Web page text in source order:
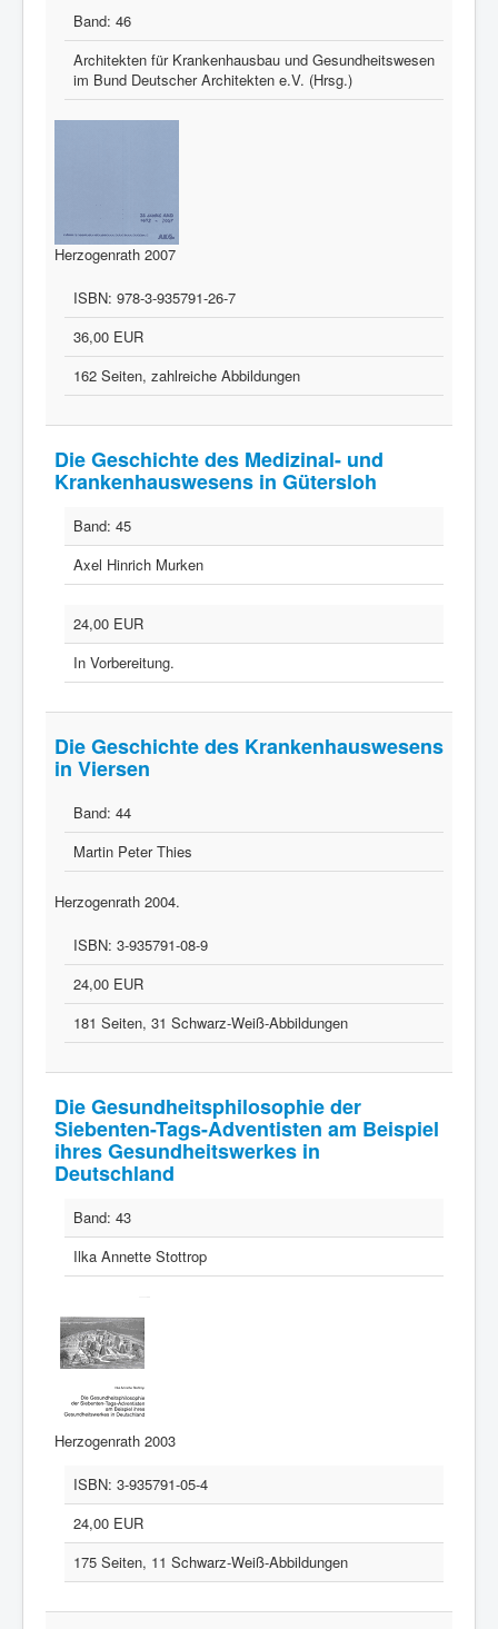
Band: 46
Architekten für Krankenhausbau und Gesundheitswesen
im Bund Deutscher Architekten e.V. (Hrsg.)
Herzogenrath 2007
ISBN: 978-3-935791-26-7
36,00 EUR
162 Seiten, zahlreiche Abbildungen
Die Geschichte des Medizinal- und
Krankenhauswesens in Gütersloh
Band: 45
Axel Hinrich Murken
24,00 EUR
In Vorbereitung.
Die Geschichte des Krankenhauswesens
in Viersen
Band: 44
Martin Peter Thies
Herzogenrath 2004.
ISBN: 3-935791-08-9
24,00 EUR
181 Seiten, 31 Schwarz-Weiß-Abbildungen
Die Gesundheitsphilosophie der
Siebenten-Tags-Adventisten am Beispiel
ihres Gesundheitswerkes in
Deutschland
Band: 43
Ilka Annette Stottrop
Herzogenrath 2003
ISBN: 3-935791-05-4
24,00 EUR
175 Seiten, 11 Schwarz-Weiß-Abbildungen